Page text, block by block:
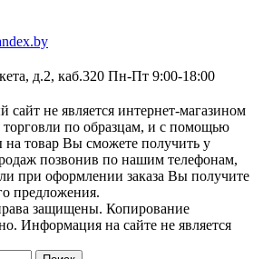
д.2, каб.320 Пн-Пт 9:00-18:00
не является интернет-магазином
торговли по образцам, и с помощью
товар Вы сможете получить у
позвонив по нашим телефонам,
при оформлении заказа Вы получите
предложения.
защищены. Копирование
Информация на сайте не является